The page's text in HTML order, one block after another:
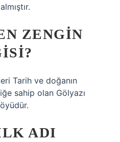
ZENGIN
Tarih ve doğanın
sahip olan Gölyazı
ADI